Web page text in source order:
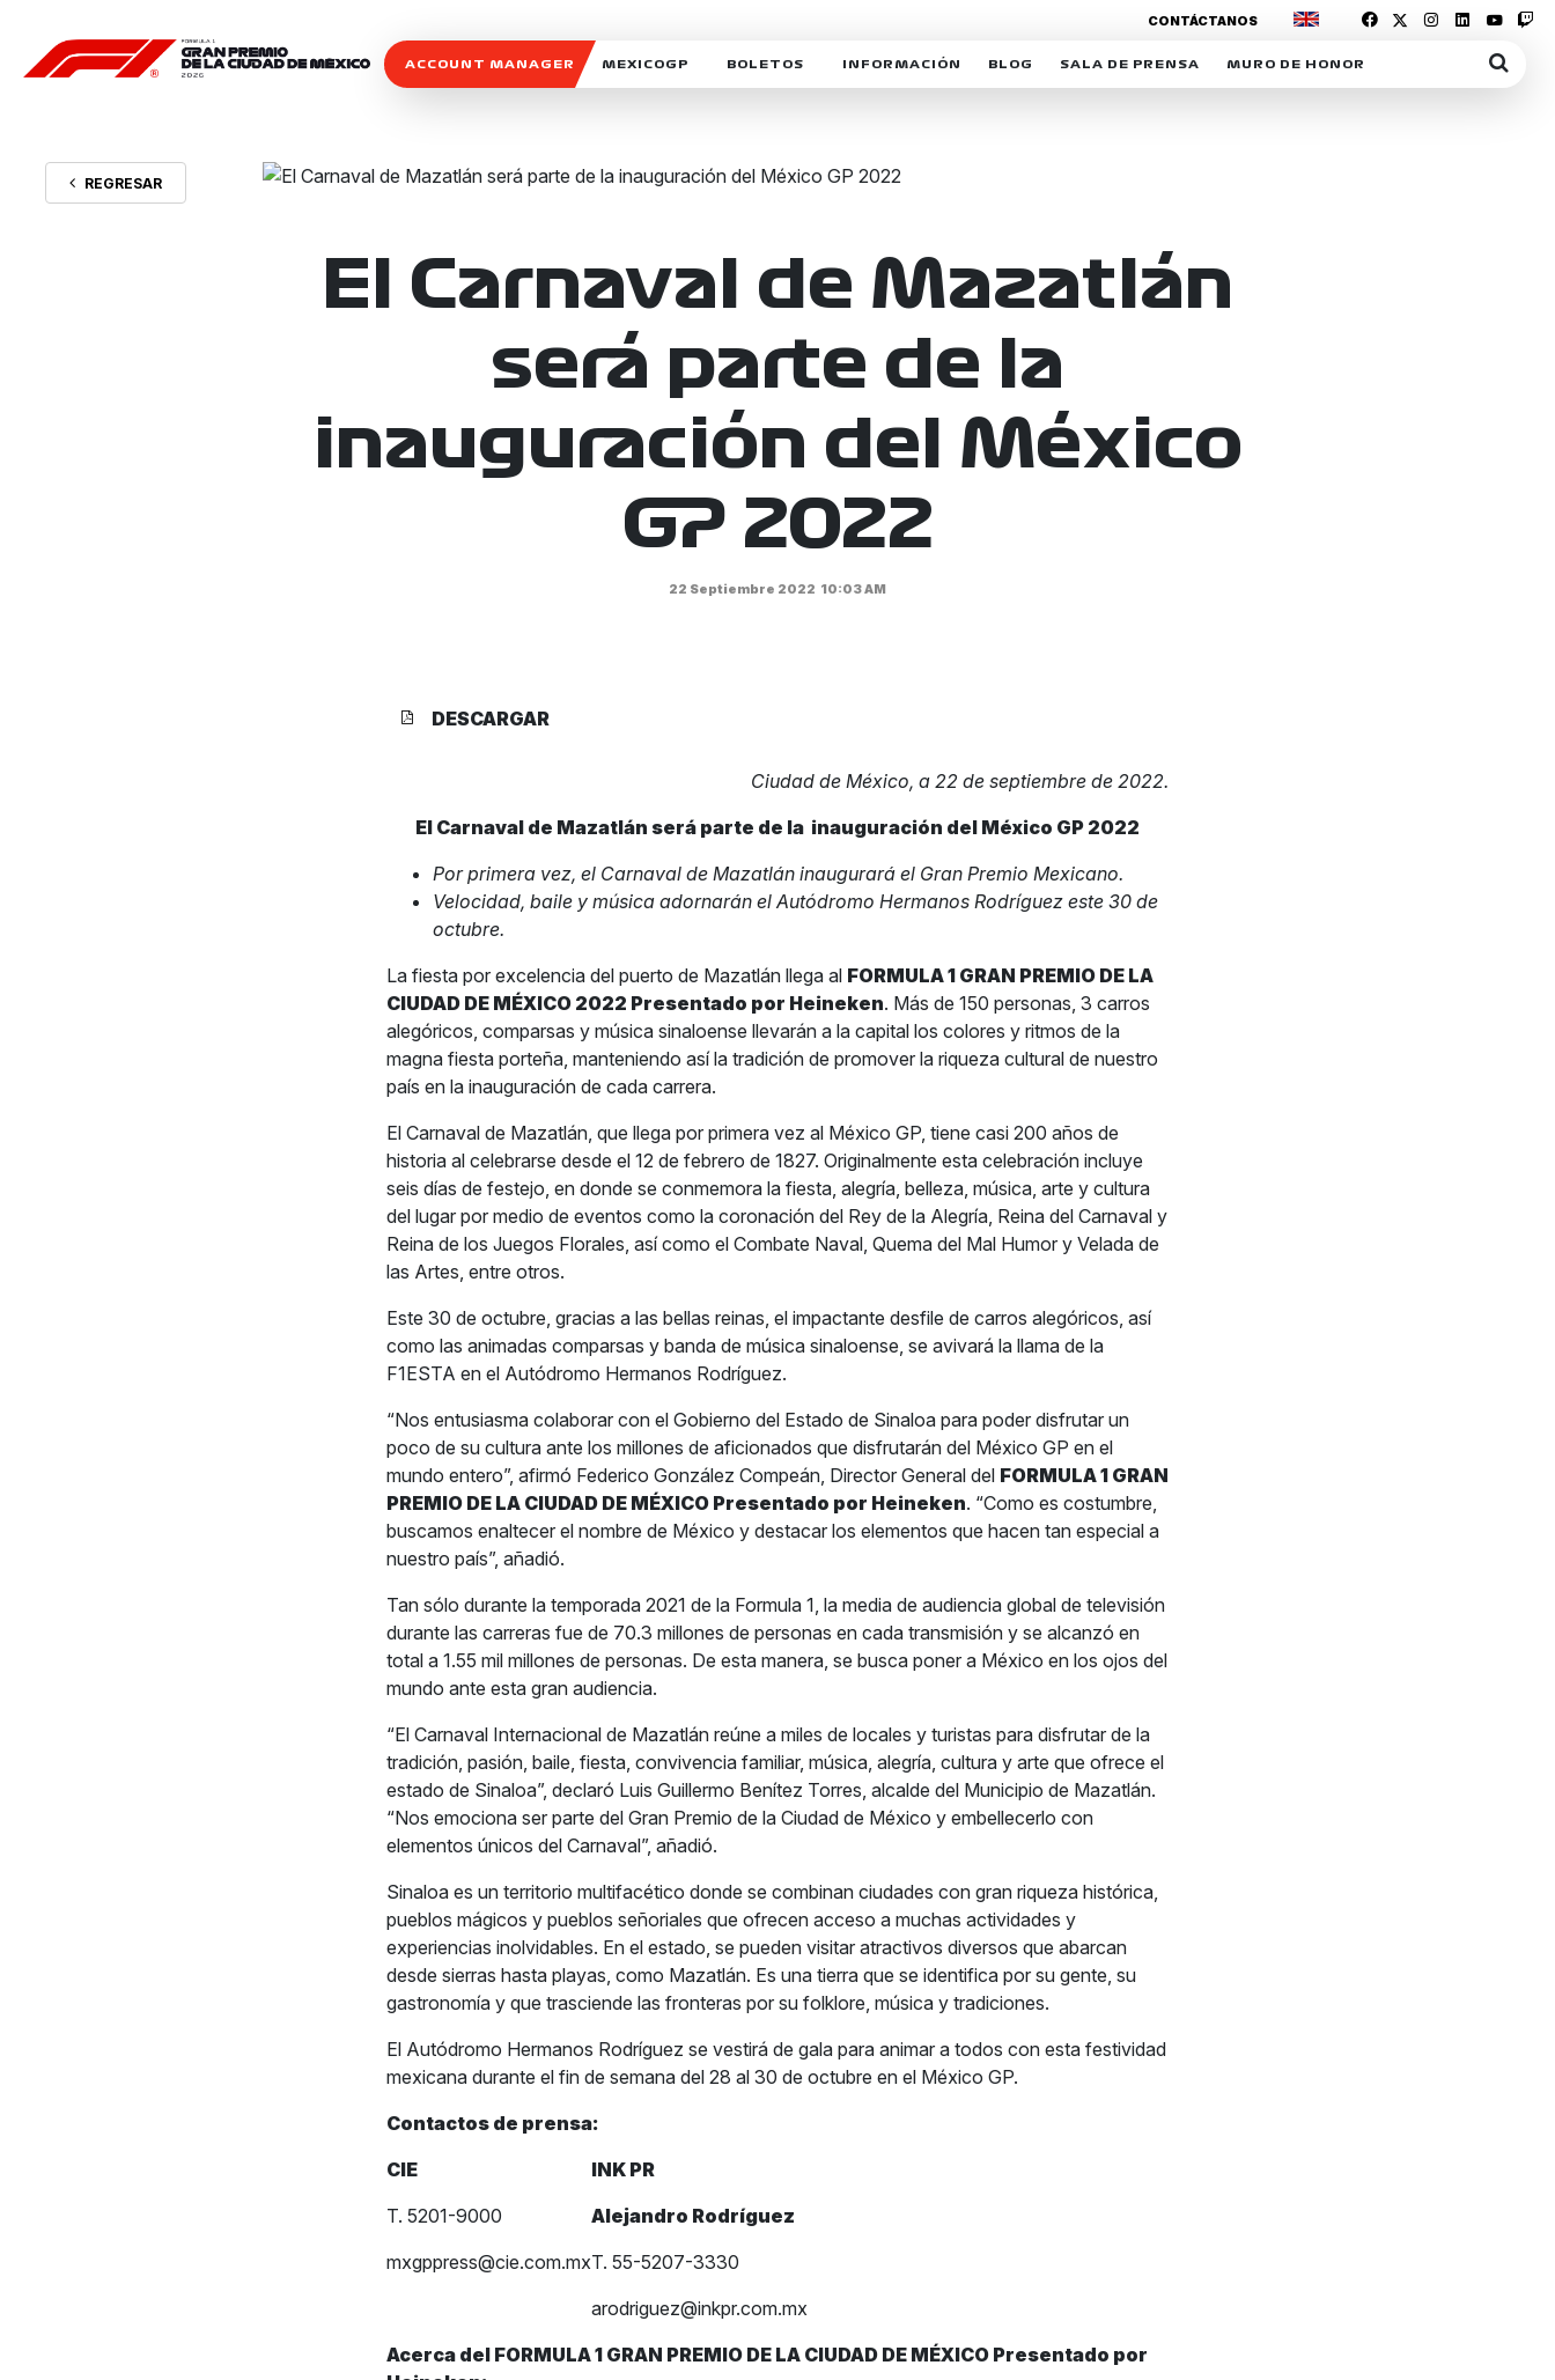
ACCOUNT MANAGER MEXICOGP BOLETOS INFORMACIÓN
MOTORSPORT ACADEMY
VOLUNTARIOS
EXPOSICIÓN FOTOGRÁFICA
CAMPEONATO
PATROCINADORES
LEGALES TICKETMASTER
BLOG SALA DE PRENSA MURO DE HONOR
CONTÁCTANOS
REGRESAR
El Carnaval de Mazatlán
será parte de la
inauguración del México
GP 2022
22 Septiembre 2022 10:03 AM
DESCARGAR
Ciudad de México, a 22 de septiembre de 2022.
El Carnaval de Mazatlán será parte de la inauguración del México GP 2022
Por primera vez, el Carnaval de Mazatlán inaugurará el Gran Premio Mexicano.
Velocidad, baile y música adornarán el Autódromo Hermanos Rodríguez este 30 de
octubre.
La fiesta por excelencia del puerto de Mazatlán llega al FORMULA 1 GRAN PREMIO DE LA
CIUDAD DE MÉXICO 2022 Presentado por Heineken. Más de 150 personas, 3 carros
alegóricos, comparsas y música sinaloense llevarán a la capital los colores y ritmos de la
magna fiesta porteña, manteniendo así la tradición de promover la riqueza cultural de nuestro
país en la inauguración de cada carrera.
El Carnaval de Mazatlán, que llega por primera vez al México GP, tiene casi 200 años de
historia al celebrarse desde el 12 de febrero de 1827. Originalmente esta celebración incluye
seis días de festejo, en donde se conmemora la fiesta, alegría, belleza, música, arte y cultura
del lugar por medio de eventos como la coronación del Rey de la Alegría, Reina del Carnaval y
Reina de los Juegos Florales, así como el Combate Naval, Quema del Mal Humor y Velada de
las Artes, entre otros.
Este 30 de octubre, gracias a las bellas reinas, el impactante desfile de carros alegóricos, así
como las animadas comparsas y banda de música sinaloense, se avivará la llama de la
F1ESTA en el Autódromo Hermanos Rodríguez.
“Nos entusiasma colaborar con el Gobierno del Estado de Sinaloa para poder disfrutar un
poco de su cultura ante los millones de aficionados que disfrutarán del México GP en el
mundo entero”, afirmó Federico González Compeán, Director General del FORMULA 1 GRAN
PREMIO DE LA CIUDAD DE MÉXICO Presentado por Heineken. “Como es costumbre,
buscamos enaltecer el nombre de México y destacar los elementos que hacen tan especial a
nuestro país”, añadió.
Tan sólo durante la temporada 2021 de la Formula 1, la media de audiencia global de televisión
durante las carreras fue de 70.3 millones de personas en cada transmisión y se alcanzó en
total a 1.55 mil millones de personas. De esta manera, se busca poner a México en los ojos del
mundo ante esta gran audiencia.
“El Carnaval Internacional de Mazatlán reúne a miles de locales y turistas para disfrutar de la
tradición, pasión, baile, fiesta, convivencia familiar, música, alegría, cultura y arte que ofrece el
estado de Sinaloa”, declaró Luis Guillermo Benítez Torres, alcalde del Municipio de Mazatlán.
“Nos emociona ser parte del Gran Premio de la Ciudad de México y embellecerlo con
elementos únicos del Carnaval”, añadió.
Sinaloa es un territorio multifacético donde se combinan ciudades con gran riqueza histórica,
pueblos mágicos y pueblos señoriales que ofrecen acceso a muchas actividades y
experiencias inolvidables. En el estado, se pueden visitar atractivos diversos que abarcan
desde sierras hasta playas, como Mazatlán. Es una tierra que se identifica por su gente, su
gastronomía y que trasciende las fronteras por su folklore, música y tradiciones.
El Autódromo Hermanos Rodríguez se vestirá de gala para animar a todos con esta festividad
mexicana durante el fin de semana del 28 al 30 de octubre en el México GP.
Contactos de prensa:
CIE
T. 5201-9000
mxgppress@cie.com.mx
INK PR
Alejandro Rodríguez
T. 55-5207-3330
arodriguez@inkpr.com.mx
Acerca del FORMULA 1 GRAN PREMIO DE LA CIUDAD DE MÉXICO Presentado por